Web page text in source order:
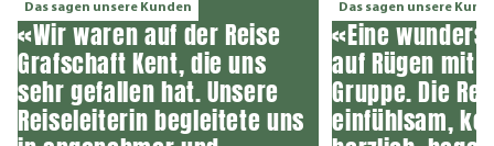
Das sagen unsere Kunden
«Wir waren auf der Reise
Grafschaft Kent, die uns
sehr gefallen hat. Unsere
Reiseleiterin begleitete uns
Das sagen unsere
«Eine
auf Rügen mit
Gruppe. Die
einfühlsam,